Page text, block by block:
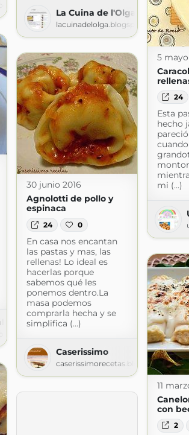
La Cuina de l'Olga
lacuinadelolga.blogspot.com
5 mayo
24
Esta
hecho
mi (...)
30 junio 2016
Agnolotti de pollo y
espinaca
24 0
En casa nos encantan
las pastas y mas, las
rellenas! Lo ideal es
hacerlas porque
sabemos qué les
ponemos dentro.La
masa podemos
comprarla hecha y se
simplifica (...)
Caserissimo
caserissimorecetas.blogspot.com
11
con
2